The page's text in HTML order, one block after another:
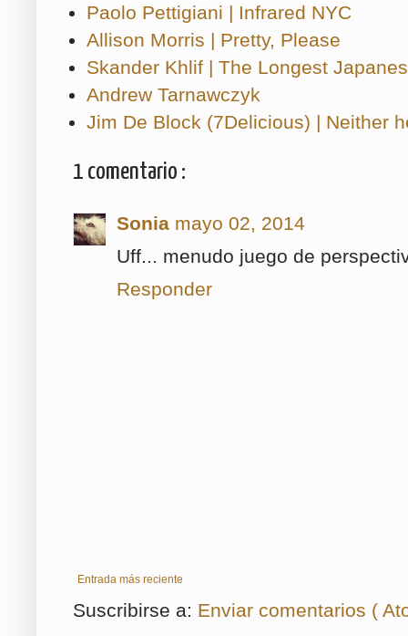
Paolo Pettigiani | Infrared NYC
Allison Morris | Pretty, Please
Skander Khlif | The Longest
Andrew Tarnawczyk
Jim De Block (7Delicious) | Neither
1 comentario :
Sonia mayo 02, 2014
Uff... menudo juego de
Responder
Entrada más reciente
Suscribirse a: Enviar comentarios (